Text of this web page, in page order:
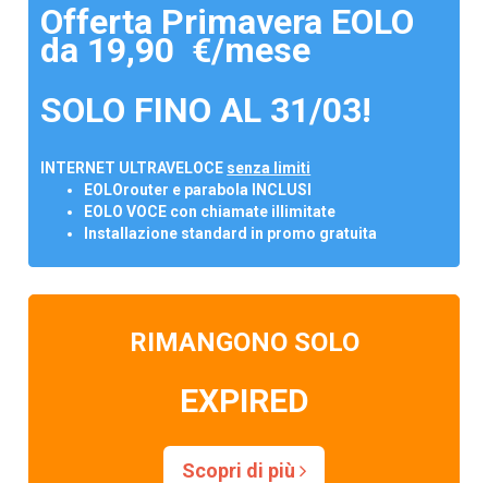
Offerta Primavera EOLO
da 19,90 €/mese
SOLO FINO AL 31/03!
INTERNET ULTRAVELOCE senza limiti
EOLOrouter e parabola INCLUSI
EOLO VOCE con chiamate illimitate
Installazione standard in promo gratuita
RIMANGONO SOLO
EXPIRED
Scopri di più